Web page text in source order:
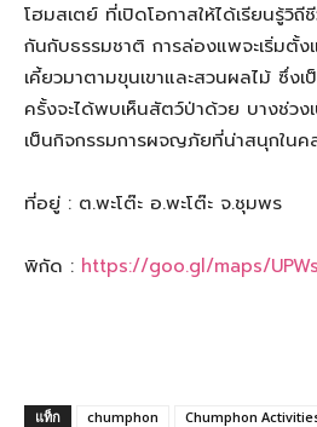
โฮมสเตย์ ที่เปิดโอกาสให้ได้เรียนรู้วิ
กันกับธรรมชาติ การล่องแพจะเริ่มตั้
เคี้ยวมาตามขุนเขาและสวนผลไม้ ซึ่
ครั้งจะได้พบเห็นสัตว์ป่าด้วย บางช่ว
เป็นกิจกรรมการผจญภัยที่น่าสนุกในค
ที่อยู่ : ต.พะโต๊ะ อ.พะโต๊ะ จ.ชุมพร
พิกัด : https://goo.gl/maps/
แท็ก chumphon Chumphon